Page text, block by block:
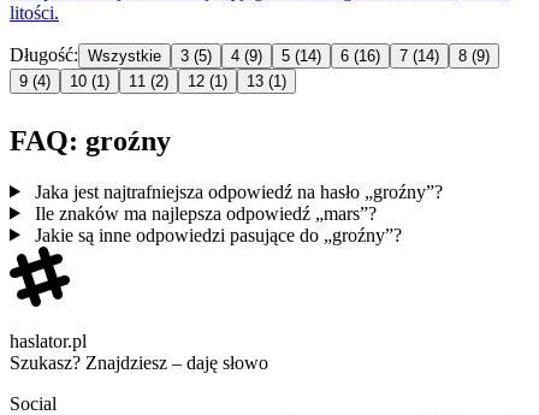
litości.
Długość: Wszystkie 3 (5) 4 (9) 5 (14) 6 (16) 7 (14) 8 (9)
9 (4) 10 (1) 11 (2) 12 (1) 13 (1)
FAQ: groźny
Jaka jest najtrafniejsza odpowiedź na hasło „groźny”?
Ile znaków ma najlepsza odpowiedź „mars”?
Jakie są inne odpowiedzi pasujące do „groźny”?
haslator.pl
Szukasz? Znajdziesz – daję słowo
Social